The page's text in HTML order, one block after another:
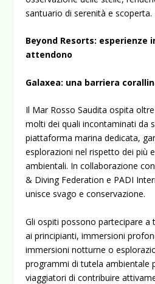
santuario di serenità e scoperta.
Beyond Resorts: esperienze
attendono
Galaxea: una barriera
Il Mar Rosso Saudita ospita
molti dei quali incontaminati da
piattaforma marina dedicata,
esplorazioni nel rispetto dei più
ambientali. In collaborazione
& Diving Federation e PADI
unisce svago e conservazione.
Gli ospiti possono partecipare a
ai principianti, immersioni
immersioni notturne o
programmi di tutela ambientale
viaggiatori di contribuire